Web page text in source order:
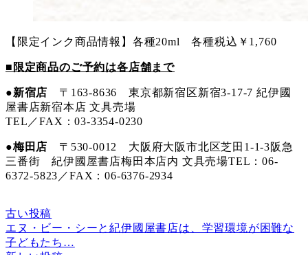
【限定インク商品情報】各種20ml 各種税込￥1,760
■限定商品のご予約は各店舗まで
●新宿店 〒163-8636 東京都新宿区新宿3-17-7 紀伊國
屋書店新宿本店 文具売場
TEL／FAX：03-3354-0230
●梅田店 〒530-0012 大阪府大阪市北区芝田1-1-3阪急
三番街 紀伊國屋書店梅田本店内 文具売場TEL：06-
6372-5823／FAX：06-6376-2934
古い投稿
エヌ・ビー・シーと紀伊國屋書店は、学習環境が困難な
子どもたち…